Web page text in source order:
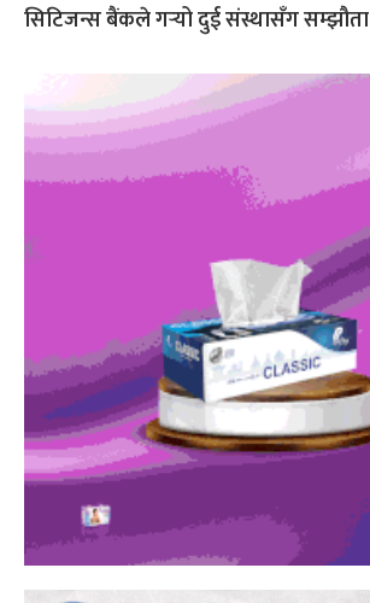
सिटिजन्स बैंकले गर्‍यो दुई संस्थासँग सम्झौता